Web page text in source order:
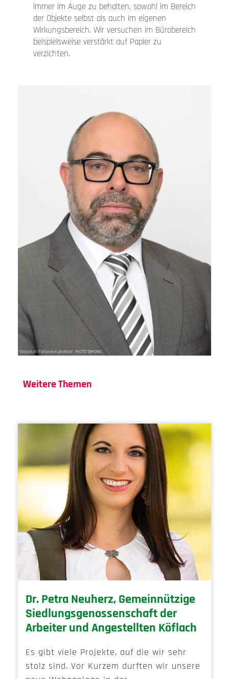
immer im Auge zu behalten, sowohl im Bereich
der Objekte selbst als auch im eigenen
Wirkungsbereich. Wir versuchen im Bürobereich
beispielsweise verstärkt auf Papier zu
verzichten.
Weitere Themen
Dr. Petra Neuherz, Gemeinnützige
Siedlungsgenossenschaft der
Arbeiter und Angestellten Köflach
Es gibt viele Projekte, auf die wir sehr
stolz sind. Vor Kurzem durften wir unsere